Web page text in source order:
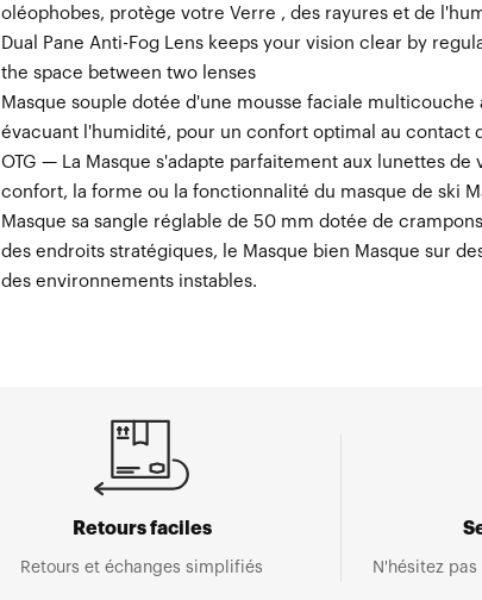
oléophobes, protège votre Verre , des rayures et de
Dual Pane Anti-Fog Lens keeps your vision clear by
the space between two lenses
Masque souple dotée d'une mousse faciale
évacuant l'humidité, pour un confort optimal au contact
OTG — La Masque s'adapte parfaitement aux lunettes
confort, la forme ou la fonctionnalité du masque de ski
Masque sa sangle réglable de 50 mm dotée de
des endroits stratégiques, le Masque bien Masque sur
des environnements instables.
Retours faciles
Retours et échanges simplifiés
N'hésitez